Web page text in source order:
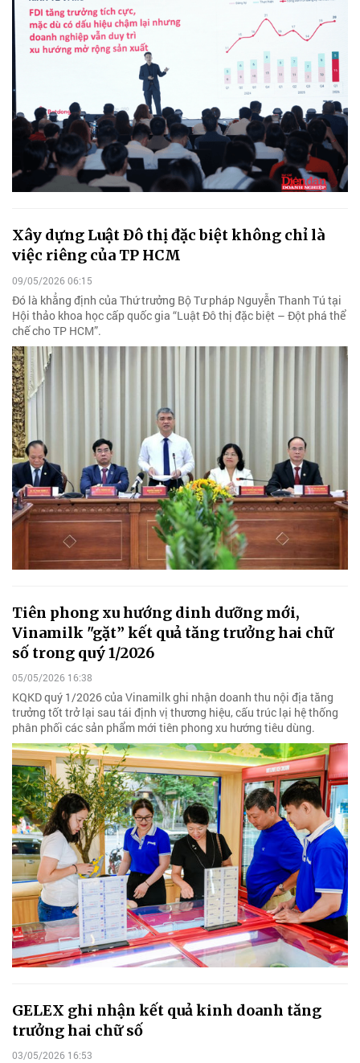
Xây dựng Luật Đô thị đặc biệt không chỉ là
việc riêng của TP HCM
09/05/2026 06:15
Đó là khẳng định của Thứ trưởng Bộ Tư pháp Nguyễn Thanh Tú tại
Hội thảo khoa học cấp quốc gia “Luật Đô thị đặc biệt – Đột phá thể
chế cho TP HCM”.
Tiên phong xu hướng dinh dưỡng mới,
Vinamilk "gặt” kết quả tăng trưởng hai chữ
số trong quý 1/2026
05/05/2026 16:38
KQKD quý 1/2026 của Vinamilk ghi nhận doanh thu nội địa tăng
trưởng tốt trở lại sau tái định vị thương hiệu, cấu trúc lại hệ thống
phân phối các sản phẩm mới tiên phong xu hướng tiêu dùng.
GELEX ghi nhận kết quả kinh doanh tăng
trưởng hai chữ số
03/05/2026 16:53